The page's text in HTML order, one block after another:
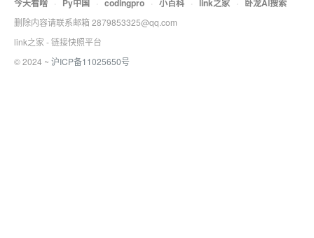
今天看啥 · Py中国 · codingpro · 小百科 · link之家 · 卧龙AI搜索
删除内容请联系邮箱 2879853325@qq.com
link之家 - 链接快照平台
© 2024 ~ 沪ICP备11025650号